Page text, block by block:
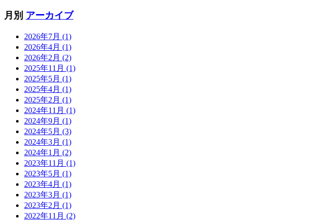
月別 アーカイブ
2026年7月 (1)
2026年4月 (1)
2026年2月 (2)
2025年11月 (1)
2025年5月 (1)
2025年4月 (1)
2025年2月 (1)
2024年11月 (1)
2024年9月 (1)
2024年5月 (3)
2024年3月 (1)
2024年1月 (2)
2023年11月 (1)
2023年5月 (1)
2023年4月 (1)
2023年3月 (1)
2023年2月 (1)
2022年11月 (2)